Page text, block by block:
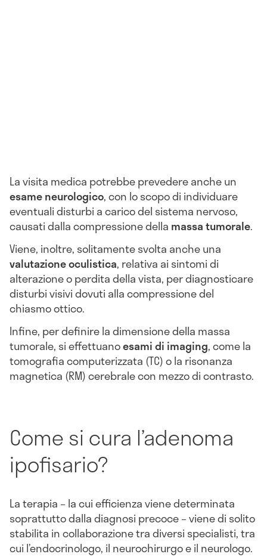
La visita medica potrebbe prevedere anche un
esame neurologico, con lo scopo di individuare
eventuali disturbi a carico del sistema nervoso,
causati dalla compressione della massa tumorale.
Viene, inoltre, solitamente svolta anche una
valutazione oculistica, relativa ai sintomi di
alterazione o perdita della vista, per diagnosticare
disturbi visivi dovuti alla compressione del
chiasmo ottico.
Infine, per definire la dimensione della massa
tumorale, si effettuanoesami di imaging, come la
tomografia computerizzata (TC) o la risonanza
magnetica (RM) cerebrale con mezzo di contrasto.
Come si cura l’adenoma
ipofisario?
La terapia – la cui efficienza viene determinata
soprattutto dalla diagnosi precoce – viene di solito
stabilita in collaborazione tra diversi specialisti, tra
cui l’endocrinologo, il neurochirurgo e il neurologo.